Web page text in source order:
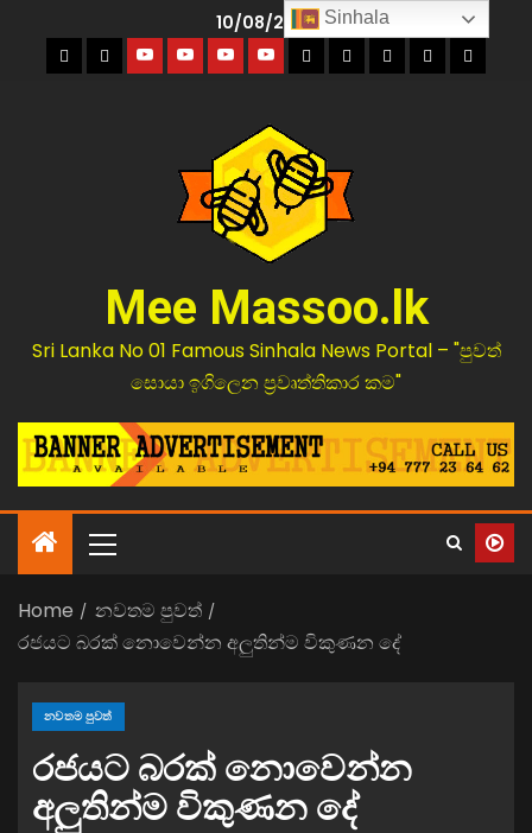
10/08/2026
Mee Massoo.lk
Sri Lanka No 01 Famous Sinhala News Portal – "පුවත්
සොයා ඉගිලෙන ප්‍රවෘත්තිකාර කම"
Home
නවතම පුවත්
රජයට බරක් නොවෙන්න අලුතින්ම විකුණන දේ
නවතම පුවත්
රජයට බරක් නොවෙන්න
අලුතින්ම විකුණන දේ
Sinhala